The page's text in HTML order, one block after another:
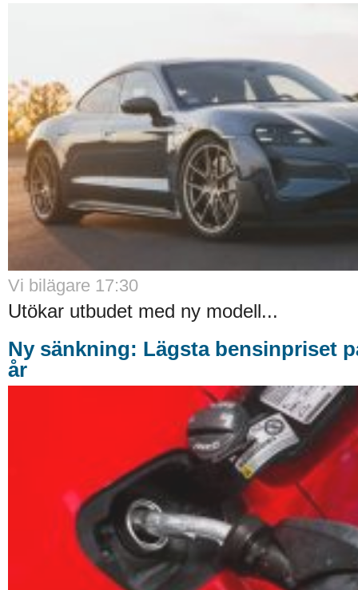
Vi bilägare 17:30
Utökar utbudet med ny modell...
Ny sänkning: Lägsta bensinpriset
år